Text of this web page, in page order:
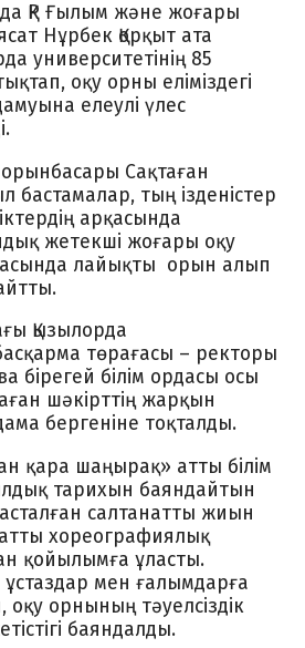
ҚР Ғылым және жоғары
Нұрбек Қорқыт ата
университетінің 85
оқу орны еліміздегі
елеулі үлес
орынбасары Сақтаған
бастамалар, тың ізденістер
арқасында
жетекші жоғары оқу
лайықты орын алып
Қызылорда
төрағасы – ректоры
бірегей білім ордасы осы
шәкірттің жарқын
бергеніне тоқталды.
қара шаңырақ» атты білім
тарихын баяндайтын
салтанатты жиын
хореографиялық
қойылымға ұласты.
мен ғалымдарға
оқу орнының тәуелсіздік
баяндалды.